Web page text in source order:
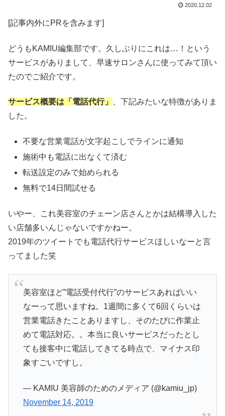
2020.12.02
[記事内外にPRを含みます]
どうもKAMIU編集部です。久しぶりにこれは…！という
サービスがありまして、早速サロンさんに使ってみて頂い
たのでご紹介です。
サービス概要は「電話代行」
、下記みたいな特徴がありま
した。
不要な営業電話が文字起こしでラインに通知
施術中も電話に出なくて済む
転送設定のみで始められる
無料で14日間試せる
いやー、これ美容室のチェーン店さんとかは結構導入した
い店舗多いんじゃないですかねー。
2019年のツイートでも電話代行サービスほしいなーと言
ってました笑
美容室ほど”電話受付代行”のサービスあればいい
なーって思いますね。1週間に多くて6回くらいは
営業電話きたことありますし、そのたびに作業止
めて電話対応。。本当に良いサービスだったとし
ても接客中に電話してきてる時点で、マイナス印
象すごいですし。
— KAMIU 美容師のためのメディア (@kamiu_jp)
November 14, 2019